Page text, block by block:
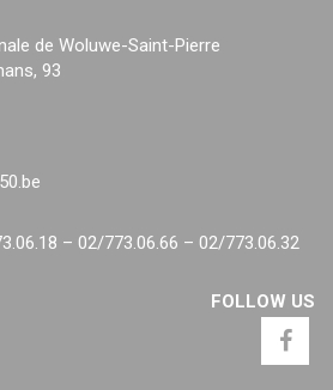
de Woluwe-Saint-Pierre
93
– 02/773.06.66 – 02/773.06.32
FOLLOW US